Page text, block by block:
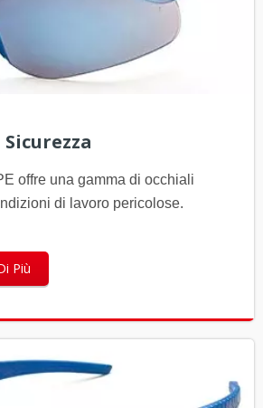
offre una gamma di occhiali
di lavoro pericolose.
Più